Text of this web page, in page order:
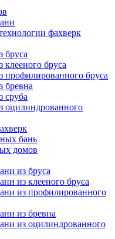
фахверк
бруса
клееного бруса
профилированного бруса
бревна
сруба
оцилиндрованного
бань
домов
из бруса
из клееного бруса
из профилированного
из бревна
из оцилиндрованного